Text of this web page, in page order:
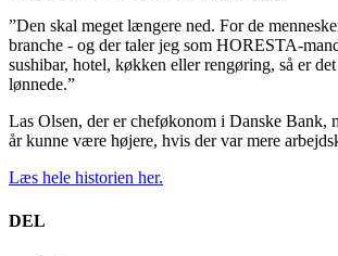
”Den skal meget længere ned. For de
branche - og der taler jeg som HORESTA-
sushibar, hotel, køkken eller rengøring, så er
lønnede.”
Las Olsen, der er cheføkonom i Danske Bank,
år kunne være højere, hvis der var mere
Læs hele historien her.
DEL